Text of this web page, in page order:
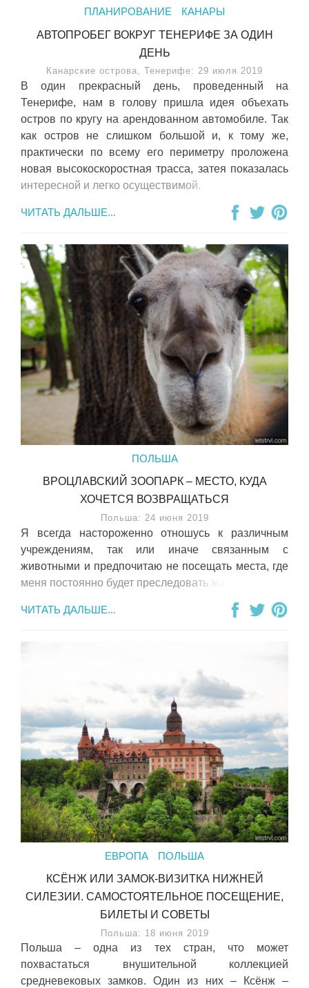
ПЛАНИРОВАНИЕ
КАНАРЫ
АВТОПРОБЕГ ВОКРУГ ТЕНЕРИФЕ ЗА ОДИН
ДЕНЬ
Канарские острова, Тенерифе: 29 июля 2019
В один прекрасный день, проведенный на
Тенерифе, нам в голову пришла идея объехать
остров по кругу на арендованном автомобиле. Так
как остров не слишком большой и, к тому же,
практически по всему его периметру проложена
новая высокоскоростная трасса, затея показалась
интересной и легко осуществимой.
ЧИТАТЬ ДАЛЬШЕ...
ПОЛЬША
ВРОЦЛАВСКИЙ ЗООПАРК – МЕСТО, КУДА
ХОЧЕТСЯ ВОЗВРАЩАТЬСЯ
Польша: 24 июня 2019
Я всегда настороженно отношусь к различным
учреждениям, так или иначе связанным с
животными и предпочитаю не посещать места, где
меня постоянно будет преследовать жалость к ним.
ЧИТАТЬ ДАЛЬШЕ...
ЕВРОПА
ПОЛЬША
КСЁНЖ ИЛИ ЗАМОК-ВИЗИТКА НИЖНЕЙ
СИЛЕЗИИ. САМОСТОЯТЕЛЬНОЕ ПОСЕЩЕНИЕ,
БИЛЕТЫ И СОВЕТЫ
Польша: 18 июня 2019
Польша – одна из тех стран, что может
похвастаться внушительной коллекцией
средневековых замков. Один из них – Ксёнж –